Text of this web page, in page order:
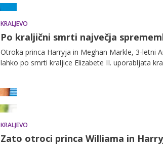
KRALJEVO
Po kraljični smrti največja
Otroka princa Harryja in Meghan Markle, 3-letni
lahko po smrti kraljice Elizabete II. uporabljata
KRALJEVO
Zato otroci princa Williama in